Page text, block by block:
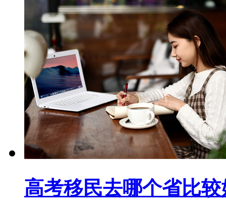
高考移民去哪个省比较